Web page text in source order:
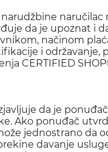
narudžbine naručilac
da je upoznat i
načinom
i održavanje,
CERTIFIED
da je
Ako ponuđač
jednostrano da
davanje